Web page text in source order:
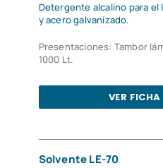
Detergente alcalino para el
y acero galvanizado.
Presentaciones: Tambor
1000 Lt.
VER
Solvente LE-70